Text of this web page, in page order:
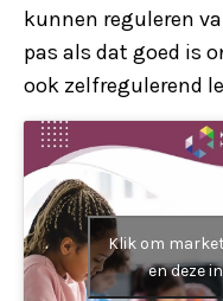
kunnen reguleren
pas als dat goed is
ook zelfregulerend
Klik om
en deze